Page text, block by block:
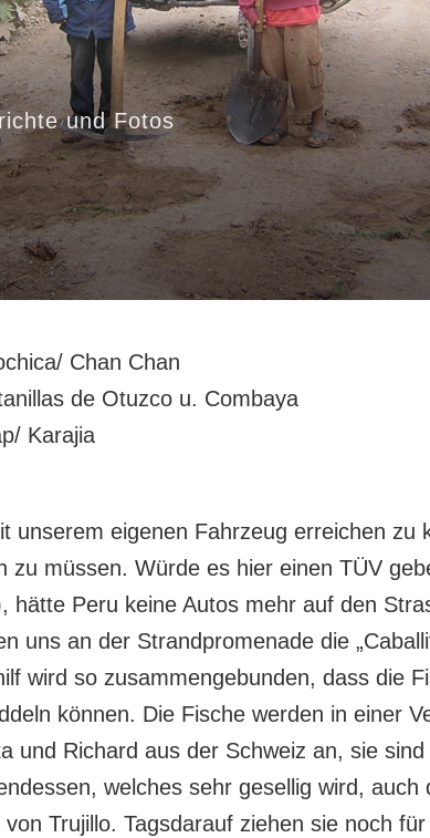
und Fotos
Chan Chan
de Otuzco u. Combaya
Karajia
unserem eigenen Fahrzeug erreichen zu
zu müssen. Würde es hier einen TÜV
hätte Peru keine Autos mehr auf den
uns an der Strandpromenade die
wird so zusammengebunden, dass die
können. Die Fische werden in einer
und Richard aus der Schweiz an, sie
welches sehr gesellig wird,
Trujillo. Tagsdarauf ziehen sie noch